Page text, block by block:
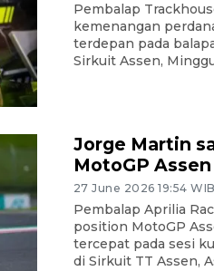
Pembalap
kemenangan
terdepan pada
Sirkuit Assen,
Jorge Martin
MotoGP
27 June 2026 19:54 WIB
Pembalap Aprilia
position MotoGP
tercepat pada sesi
di Sirkuit TT Assen,